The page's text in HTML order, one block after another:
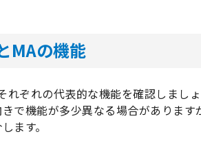
MAの機能
れぞれの代表的な機能を確認しまし
きで機能が多少異なる場合がありま
ます。